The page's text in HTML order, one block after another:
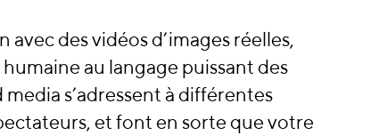
des vidéos d’images réelles,
au langage puissant des
s’adressent à différentes
et font en sorte que votre